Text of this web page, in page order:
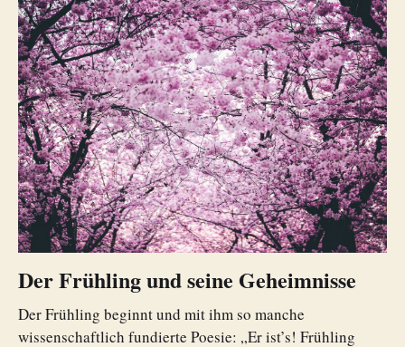
Der Frühling und seine Geheimnisse
Der Frühling beginnt und mit ihm so manche
wissenschaftlich fundierte Poesie: „Er ist’s! Frühling